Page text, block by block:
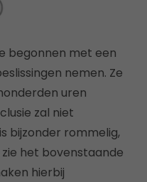
begonnen met een
nemen. Ze
uren
zal niet
bijzonder rommelig,
het bovenstaande
hierbij